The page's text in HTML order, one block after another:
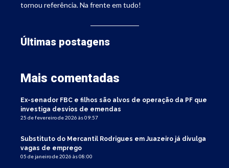
tornou referência. Na frente em tudo!
Últimas postagens
Mais comentadas
Ex-senador FBC e filhos são alvos de operação da PF que
investiga desvios de emendas
25 de fevereiro de 2026 às 09:57
Substituto do Mercantil Rodrigues em Juazeiro já divulga
vagas de emprego
05 de janeiro de 2026 às 08:00